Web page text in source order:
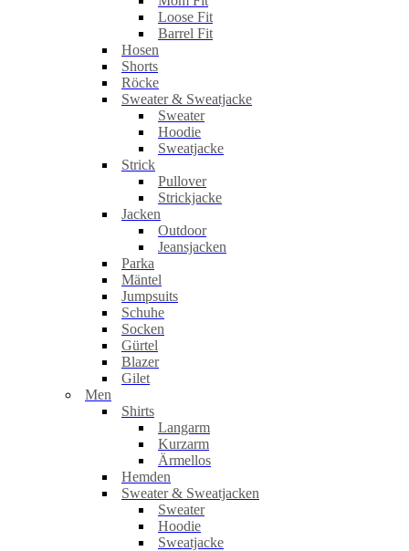
Loose Fit
Barrel Fit
Hosen
Shorts
Röcke
Sweater & Sweatjacke
Sweater
Hoodie
Sweatjacke
Strick
Pullover
Strickjacke
Jacken
Outdoor
Jeansjacken
Parka
Mäntel
Jumpsuits
Schuhe
Socken
Gürtel
Blazer
Gilet
Men
Shirts
Langarm
Kurzarm
Ärmellos
Hemden
Sweater & Sweatjacken
Sweater
Hoodie
Sweatjacke